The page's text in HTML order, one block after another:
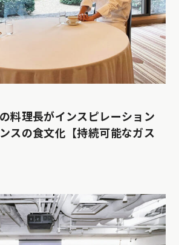
料理長がインスピレーション
スの食文化【持続可能なガス